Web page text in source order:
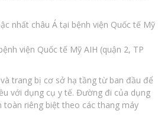
viện Quốc tế Mỹ AIH (quận 2, TP
trang bị cơ sở hạ tầng từ ban đầu để
với dụng cụ y tế. Đường đi của dụng
toàn riêng biệt theo các thang máy